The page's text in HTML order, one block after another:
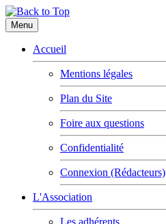
Menu
Accueil
Mentions légales
Plan du Site
Foire aux questions
Confidentialité
Connexion (Rédacteurs)
L'Association
Les adhérents